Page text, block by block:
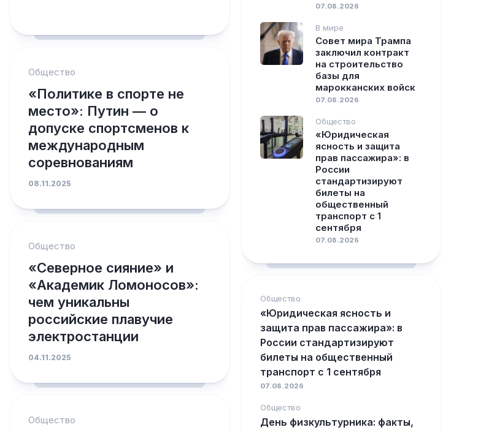
Общество
«Политике в спорте не
место»: Путин — о
допуске спортсменов к
международным
соревнованиям
08.11.2025
Общество
«Северное сияние» и
«Академик Ломоносов»:
чем уникальны
российские плавучие
электростанции
04.11.2025
Общество
07.08.2026
В мире
Совет мира Трампа
заключил контракт
на строительство
базы для
марокканских войск
07.08.2026
Общество
«Юридическая
ясность и защита
прав пассажира»: в
России
стандартизируют
билеты на
общественный
транспорт с 1
сентября
07.08.2026
Общество
«Юридическая ясность и
защита прав пассажира»: в
России стандартизируют
билеты на общественный
транспорт с 1 сентября
07.08.2026
Общество
День физкультурника: факты,